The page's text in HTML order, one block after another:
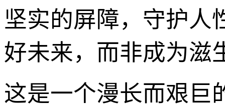
坚实的屏障，守护人
好未来，而非成为滋
这是一个漫长而艰巨